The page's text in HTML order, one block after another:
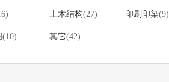
土木结构(27) 印刷印染(9)
(10) 其它(42)